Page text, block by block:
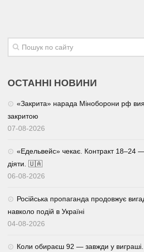
ОСТАННІ НОВИНИ
«Закрита» нарада Міноборони рф
закритою
07-08-2026
«Едельвейс» чекає. Контракт 18–24
діяти. 🇺🇦
06-08-2026
Російська пропаганда продовжує
навколо подій в Україні
04-08-2026
Коли обираєш 92 — завжди у